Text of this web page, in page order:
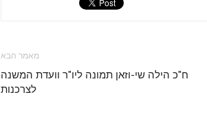
מאמר הבא
ח"כ הילה שי-וזאן תמונה ליו"ר וועדת המשנה
לצרכנות